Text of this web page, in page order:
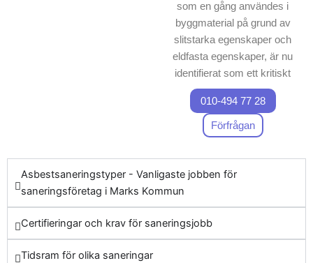
som en gång användes i
byggmaterial på grund av
slitstarka egenskaper och
eldfasta egenskaper, är nu
identifierat som ett kritiskt
hot mot människors hälsa.
Kontakt med asbestdamm
kan orsaka allvarliga
sjukdomar såsom
lungcancer och asbestos,
vilket gör certifierad
asbestsanering ofrånkomlig.
När du beslutar dig för att
sanera asbest i Marks
Kommun, prioriterar du att
010-494 77 28
Förfrågan
Asbestsaneringstyper - Vanligaste jobben för
saneringsföretag i Marks Kommun
Certifieringar och krav för saneringsjobb
Tidsram för olika saneringar